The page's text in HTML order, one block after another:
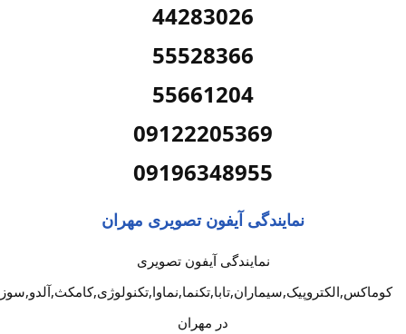
44283026
55528366
55661204
09122205369
09196348955
نمایندگی آیفون تصویری مهران
نمایندگی آیفون تصویری
در مهران